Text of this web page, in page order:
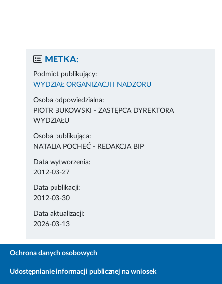
METKA:
Podmiot publikujący:
WYDZIAŁ ORGANIZACJI I NADZORU
Osoba odpowiedzialna:
PIOTR BUKOWSKI - ZASTĘPCA DYREKTORA
WYDZIAŁU
Osoba publikująca:
NATALIA POCHEĆ - REDAKCJA BIP
Data wytworzenia:
2012-03-27
Data publikacji:
2012-03-30
Data aktualizacji:
2026-03-13
Ochrona danych osobowych
Udostępnianie informacji publicznej na wniosek